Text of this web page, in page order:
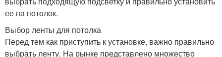
ее на потолок.
Выбор ленты для потолка
Перед тем как приступить к установке, важно правильно
выбрать ленту. На рынке представлено множество